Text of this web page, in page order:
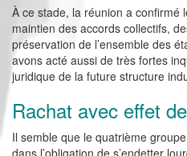
À ce stade, la réunion a confirmé
maintien des accords collectifs,
préservation de l’ensemble des
avons acté aussi de très fortes
juridique de la future structure
Rachat avec effet
Il semble que le quatrième